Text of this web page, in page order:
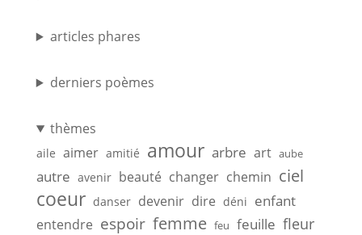
articles phares
derniers poèmes
thèmes
aile aimer amitié amour arbre art aube
autre avenir beauté changer chemin ciel
coeur danser devenir dire déni enfant
entendre espoir femme feu feuille fleur